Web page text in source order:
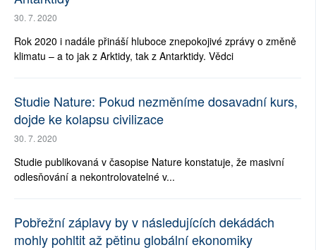
30. 7. 2020
Rok 2020 i nadále přináší hluboce znepokojivé zprávy o změně
klimatu – a to jak z Arktidy, tak z Antarktidy. Vědci
Studie Nature: Pokud nezměníme dosavadní kurs,
dojde ke kolapsu civilizace
30. 7. 2020
Studie publikovaná v časopise Nature konstatuje, že masivní
odlesňování a nekontrolovatelné v...
Pobřežní záplavy by v následujících dekádách
mohly pohltit až pětinu globální ekonomiky